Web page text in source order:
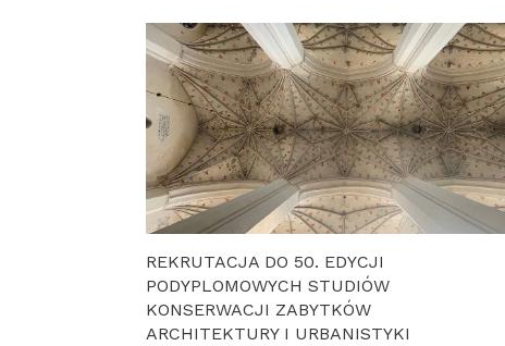
REKRUTACJA DO 50. EDYCJI
PODYPLOMOWYCH STUDIÓW
KONSERWACJI ZABYTKÓW
ARCHITEKTURY I URBANISTYKI